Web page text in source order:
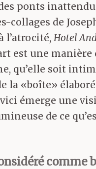
ponts
collages de
l’atrocité, Hotel
est une manière
qu’elle soit
la «boîte»
émerge une
de ce
comme